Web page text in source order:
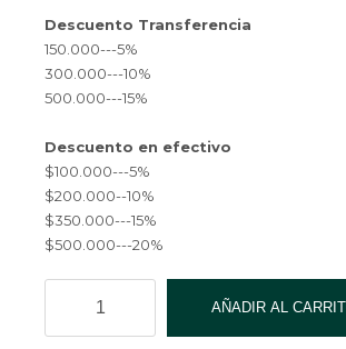
Descuento Transferencia
150.000---5%
300.000---10%
500.000---15%
Descuento en efectivo
$100.000---5%
$200.000--10%
$350.000---15%
$500.000---20%
BELLEZA
AÑADIR AL